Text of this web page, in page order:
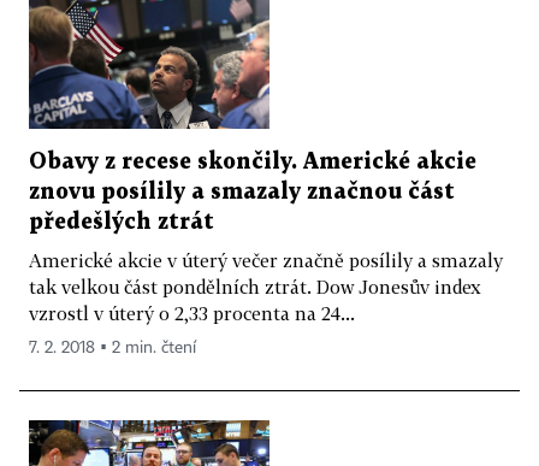
Obavy z recese skončily. Americké akcie
znovu posílily a smazaly značnou část
předešlých ztrát
Americké akcie v úterý večer značně posílily a smazaly
tak velkou část pondělních ztrát. Dow Jonesův index
vzrostl v úterý o 2,33 procenta na 24...
7. 2. 2018 ▪ 2 min. čtení